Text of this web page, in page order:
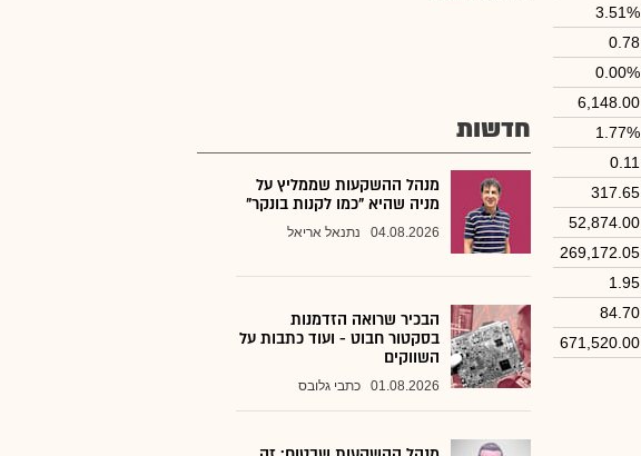
3.51%
0.78
0.00%
6,148.00
1.77%
0.11
317.65
52,874.00
269,172.05
1.95
84.70
671,520.00
חדשות
מנהל ההשקעות שממליץ על
מניה שהיא "כמו לקנות בונקר"
04.08.2026 נתנאל אריאל
הבכיר שרואה הזדמנות
בסקטור חבוט - ועוד כתבות על
השווקים
01.08.2026 כתבי גלובס